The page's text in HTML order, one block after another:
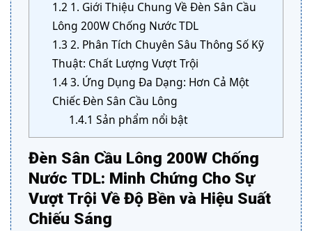
1.2 1. Giới Thiệu Chung Về Đèn Sân Cầu
Lông 200W Chống Nước TDL
1.3 2. Phân Tích Chuyên Sâu Thông Số Kỹ
Thuật: Chất Lượng Vượt Trội
1.43. Ứng Dụng Đa Dạng: Hơn Cả Một
Chiếc Đèn Sân Cầu Lông
1.4.1 Sản phẩm nổi bật
Đèn Sân Cầu Lông 200W Chống
Nước TDL: Minh Chứng Cho Sự
Vượt Trội Về Độ Bền và Hiệu Suất
Chiếu Sáng